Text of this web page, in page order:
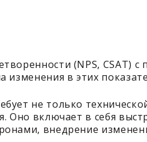
(NPS, CSAT)
в этих
не только
Оно включает в себя
внедрение